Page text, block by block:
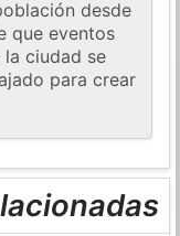
desde
que eventos
ciudad se
para crear